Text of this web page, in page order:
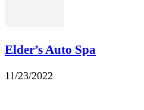
Elder’s Auto Spa
11/23/2022